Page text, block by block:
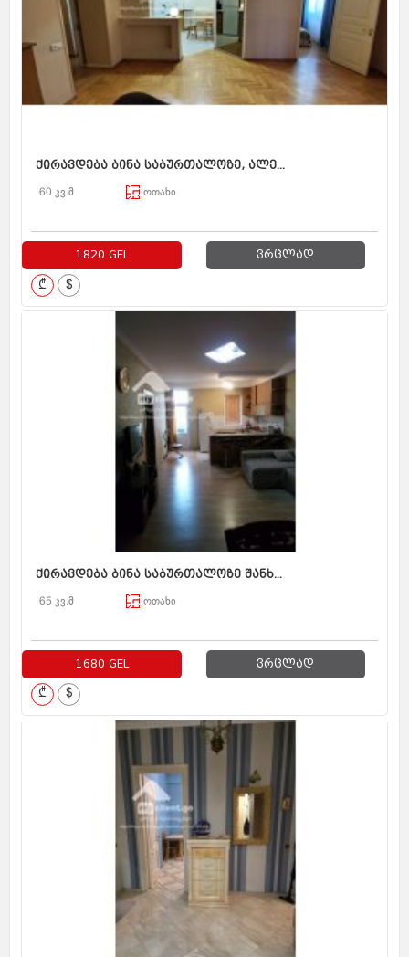
ქირავდება ბინა საბურთალოზე, ალე...
60 კვ.მ ოთახი
1820 GEL ვრცლად
₾ $
ქირავდება ბინა საბურთალოზე შანხ...
65 კვ.მ ოთახი
1680 GEL ვრცლად
₾ $